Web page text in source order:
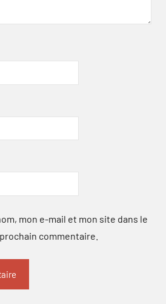
mon e-mail et mon site dans le
commentaire.